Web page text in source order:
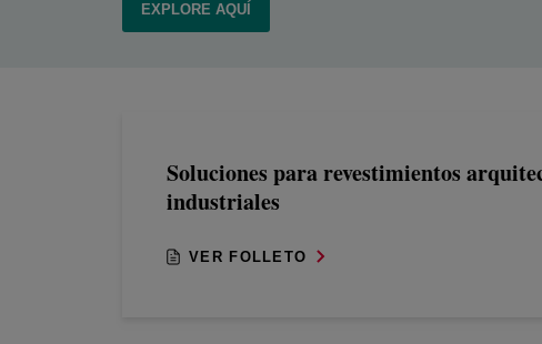
EXPLORE AQUÍ
Soluciones para revestimientos
industriales
VER FOLLETO